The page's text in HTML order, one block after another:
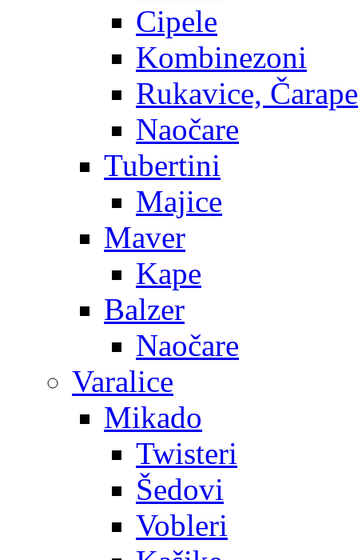
Cipele
Kombinezoni
Rukavice, Čarape
Naočare
Tubertini
Majice
Maver
Kape
Balzer
Naočare
Varalice
Mikado
Twisteri
Šedovi
Vobleri